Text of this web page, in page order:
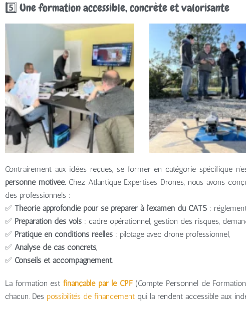
5️⃣ Une formation accessible, concrète et valorisante
Contrairement aux idées reçues, se former en catégorie spécifique
personne motivée.Chez Atlantique Expertises Drones, nous avons
des professionnels :
✅ Théorie approfondie pour se préparer à l’examen du CATS :
✅ Préparation des vols : cadre opérationnel, gestion des risques,
✅ Pratique en conditions réelles : pilotage avec drone professionnel,
✅ Analyse de cas concrets
✅ Conseils et accompagnement
La formation est finançable par le CPF (Compte Personnel de
chacun. Des possibilités de financement qui la rendent accessible aux